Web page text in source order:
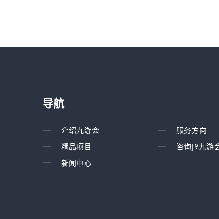
导航
介绍九游会
精品项目
新闻中心
服务方向
咨询j9九游